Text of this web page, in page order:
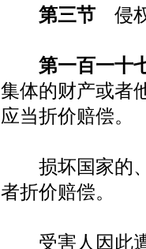
第三节 侵
第一百一十
集体的财产或者
应当折价赔偿。
损坏国家的、
者折价赔偿。
受害人因此遭